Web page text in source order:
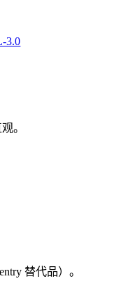
3.0
。
替代品）。